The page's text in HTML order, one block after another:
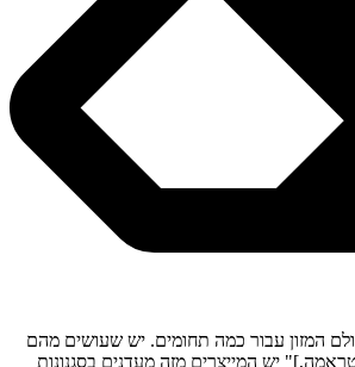
המזון עבור כמה תחומים. יש שעושים מהם
יש המייצרים מזה מעדנים בסגנונות